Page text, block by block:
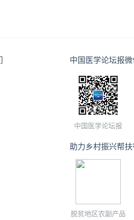
中国医学论坛报
中国医学论坛报
助力乡村振兴帮
脱贫地区农副产品